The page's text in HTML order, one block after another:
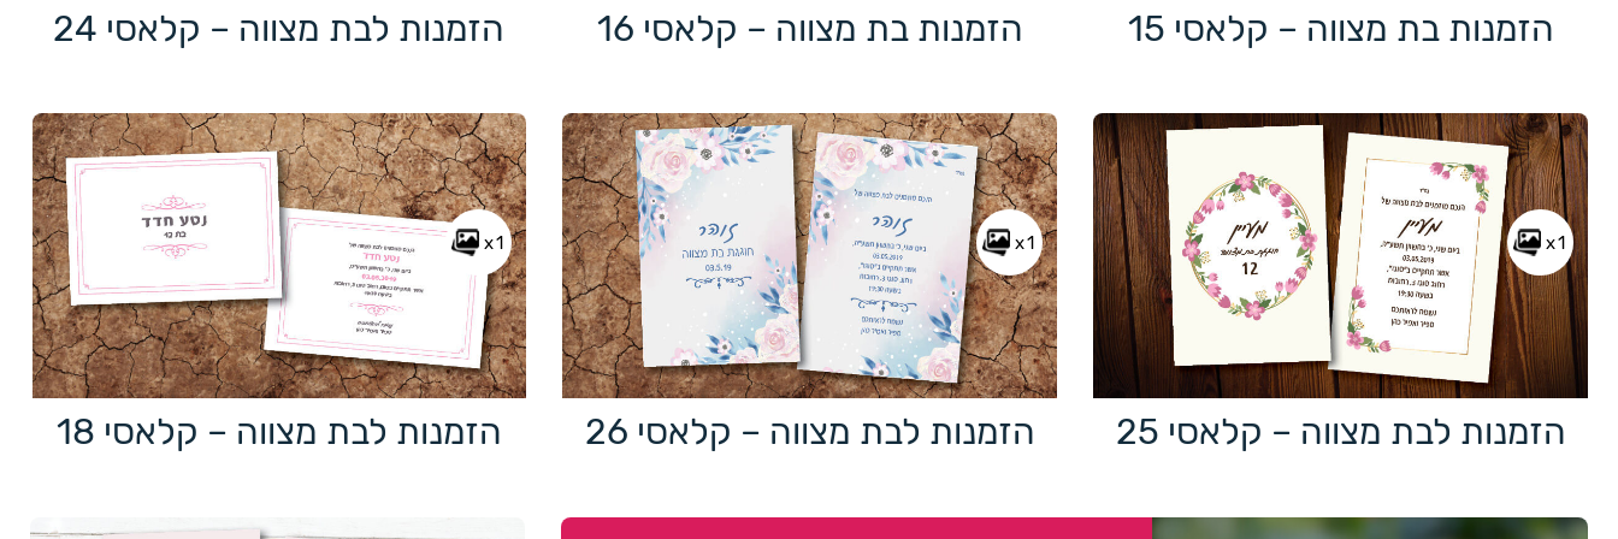
הזמנות בת מצווה – קלאסי 15 הזמנות בת מצווה – קלאסי 16 הזמנות לבת מצווה – קלאסי 24
x1
הזמנות לבת מצווה – קלאסי 25
x1
הזמנות לבת מצווה – קלאסי 26
x1
הזמנות לבת מצווה – קלאסי 18